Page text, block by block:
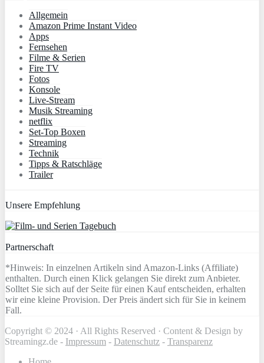
Allgemein
Amazon Prime Instant Video
Apps
Fernsehen
Filme & Serien
Fire TV
Fotos
Konsole
Live-Stream
Musik Streaming
netflix
Set-Top Boxen
Streaming
Technik
Tipps & Ratschläge
Trailer
Unsere Empfehlung
Partnerschaft
*Hinweis: In einzelnen Artikeln sind Amazon-Links (Affiliate)
enthalten. Durch einen Klick gelangen Sie direkt zum Anbieter.
Solltet Sie sich auf der Seite für einen Kauf entscheiden, erhalten
wir eine kleine Provision. Der Preis ändert sich für Sie in keinem
Fall.
Copyright © 2024 · All Rights Reserved · Content & Design by
Streamingz.de - Impressum - Datenschutz - Transparenz